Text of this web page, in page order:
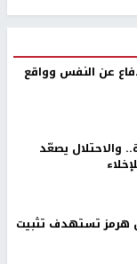
عن النفس وواقع
والاحتلال يصعّد
هرمز تستهدف تثبيت